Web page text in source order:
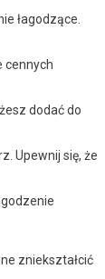
łagodzące.
cennych
dodać do
Upewnij się, że
zniekształcić